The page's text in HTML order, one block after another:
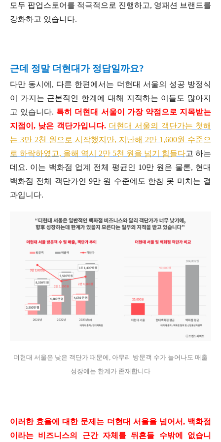
모두 팝업스토어를 적극적으로 진행하고, 영패션 브랜드를
강화하고 있습니다.
근데 정말 더현대가 정답일까요?
다만 동시에, 다른 한편에서는 더현대 서울의 성공 방정식
이 가지는 근본적인 한계에 대해 지적하는 이들도 많아지
고 있습니다. 특히 더현대 서울이 가장 약점으로 지목받는
지점이, 낮은 객단가입니다. 더현대 서울의 객단가는 첫해
는 3만 2천 원으로 시작했지만, 지난해 2만 1,600원 수준으
로 하락하였고, 올해 역시 2만 5천 원을 넘기 힘들다고 하는
데요. 이는 백화점 업계 전체 평균인 10만 원은 물론, 현대
백화점 전체 객단가인 9만 원 수준에도 한참 못 미치는 결
과입니다.
더현대 서울은 낮은 객단가 때문에, 아무리 방문객 수가 늘어나도 매출
성장에는 한계가 존재합니다
이러한 효율에 대한 문제는 더현대 서울을 넘어서, 백화점
이라는 비즈니스의 근간 자체를 뒤흔들 수밖에 없습니